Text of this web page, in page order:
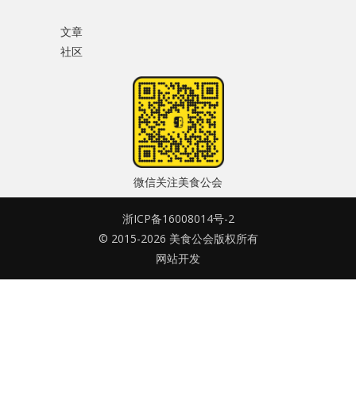
记住我的登录状态
没帐号？
公会活动
信息发布
悬赏测评
私家厨房
文章
社区
微信关注美食公会
浙ICP备16008014号-2
© 2015-2026 美食公会版权所有
网站开发